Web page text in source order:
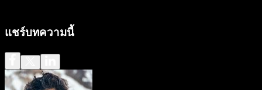
แชร์บทความนี้